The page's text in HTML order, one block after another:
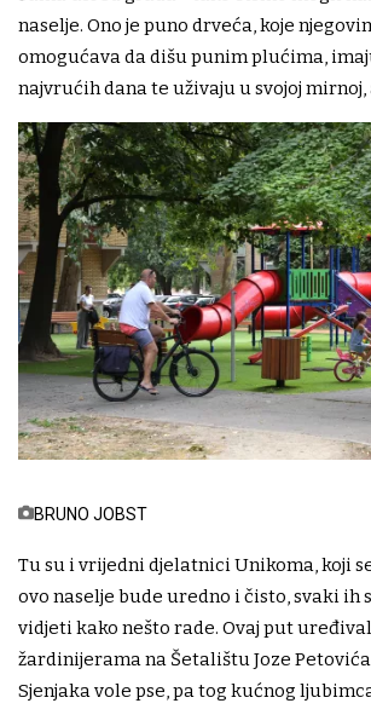
naselje. Ono je puno drveća, koje
omogućava da dišu punim plućima,
najvrućih dana te uživaju u svojoj
BRUNO JOBST
Tu su i vrijedni djelatnici Unikoma, koji
ovo naselje bude uredno i čisto, svaki ih
vidjeti kako nešto rade. Ovaj put
žardinijerama na Šetalištu Joze
Sjenjaka vole pse, pa tog kućnog